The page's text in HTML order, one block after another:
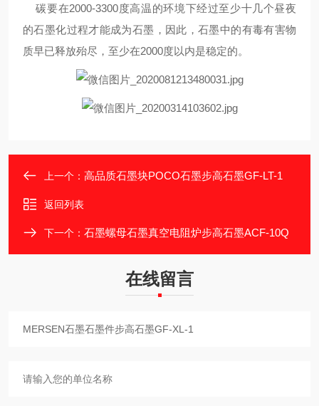
碳要在2000-3300度高温的环境下经过至少十几个昼夜
的石墨化过程才能成为石墨，因此，石墨中的有毒有害物
质早已释放殆尽，至少在2000度以内是稳定的。
上一个： 高品质石墨块POCO石墨步高石墨GF-LT-1
返回列表
下一个： 石墨螺母石墨真空电阻炉步高石墨ACF-10Q
在线留言